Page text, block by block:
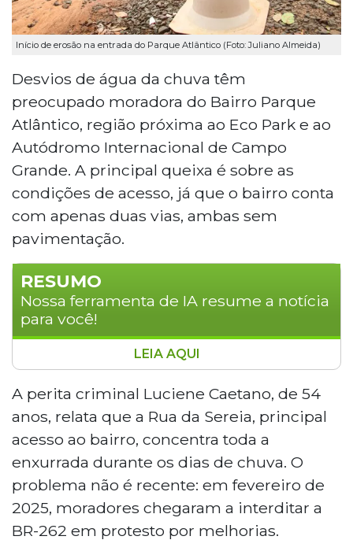
Início de erosão na entrada do Parque Atlântico (Foto: Juliano Almeida)
Desvios de água da chuva têm
preocupado moradora do Bairro Parque
Atlântico, região próxima ao Eco Park e ao
Autódromo Internacional de Campo
Grande. A principal queixa é sobre as
condições de acesso, já que o bairro conta
com apenas duas vias, ambas sem
pavimentação.
RESUMO
Nossa ferramenta de IA resume a notícia
para você!
Moradores do Bairro Parque Atlântico, em
Campo Grande, enfrentam problemas
com erosão e crateras nas únicas duas
vias de acesso ao local, ambas sem
pavimentação. A perita criminal Luciene
Caetano relata que a situação piorou
após intervenção da prefeitura, que abriu
buracos na lateral da Rua da Sereia para
desviar a água da chuva. O problema
afeta serviços essenciais e obriga crianças
LEIA AQUI
A perita criminal Luciene Caetano, de 54
anos, relata que a Rua da Sereia, principal
acesso ao bairro, concentra toda a
enxurrada durante os dias de chuva. O
problema não é recente: em fevereiro de
2025, moradores chegaram a interditar a
BR-262 em protesto por melhorias.